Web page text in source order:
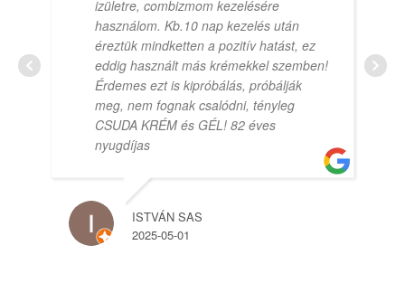
izületre, combizmom kezelésére
használom. Kb.10 nap kezelés után
éreztük mindketten a pozitív hatást, ez
eddig használt más krémekkel szemben!
Érdemes ezt is kipróbálás, próbálják
meg, nem fognak csalódni, tényleg
CSUDA KRÉM és GÉL! 82 éves
nyugdíjas
ISTVÁN SAS
2025-05-01